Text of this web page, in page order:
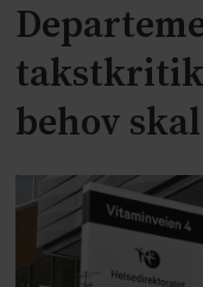
behov